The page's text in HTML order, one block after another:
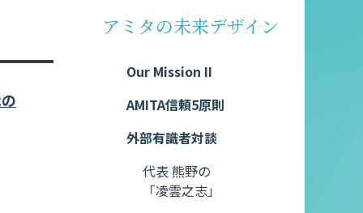
アミタの未来デザイン
Our Mission II
AMITA信頼5原則
外部有識者対談
代表 熊野の
「凌雲之志」